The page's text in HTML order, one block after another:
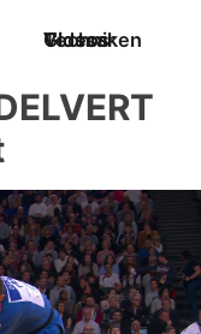
Techniken
Videos
Glossar